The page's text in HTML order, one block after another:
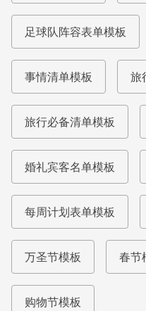
足球队阵容表单模板
事情清单模板 旅
旅行必备清单模板
婚礼宾客名单模板
每周计划表单模板
万圣节模板 春节
购物节模板